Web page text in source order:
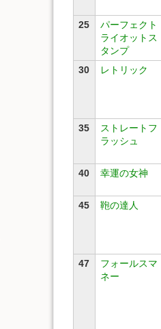
25
パーフェクト
ライオットス
タンプ
30 レトリック
35
ストレートフ
ラッシュ
40 幸運の女神
45
鞄の達人
47
フォールスマ
ネー